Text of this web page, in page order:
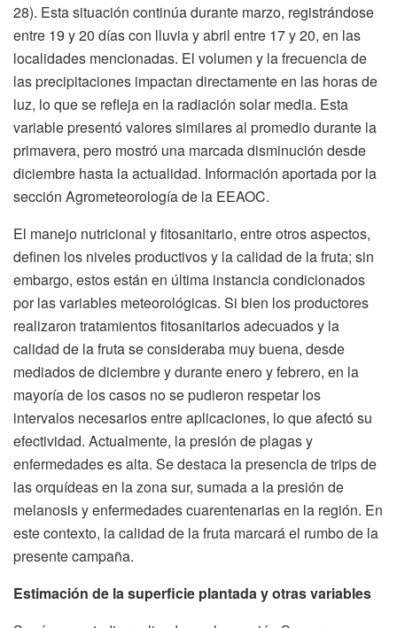
28). Esta situación continúa durante marzo, registrándose
entre 19 y 20 días con lluvia y abril entre 17 y 20, en las
localidades mencionadas. El volumen y la frecuencia de
las precipitaciones impactan directamente en las horas de
luz, lo que se refleja en la radiación solar media. Esta
variable presentó valores similares al promedio durante la
primavera, pero mostró una marcada disminución desde
diciembre hasta la actualidad. Información aportada por la
sección Agrometeorología de la EEAOC.
El manejo nutricional y fitosanitario, entre otros aspectos,
definen los niveles productivos y la calidad de la fruta; sin
embargo, estos están en última instancia condicionados
por las variables meteorológicas. Si bien los productores
realizaron tratamientos fitosanitarios adecuados y la
calidad de la fruta se consideraba muy buena, desde
mediados de diciembre y durante enero y febrero, en la
mayoría de los casos no se pudieron respetar los
intervalos necesarios entre aplicaciones, lo que afectó su
efectividad. Actualmente, la presión de plagas y
enfermedades es alta. Se destaca la presencia de trips de
las orquídeas en la zona sur, sumada a la presión de
melanosis y enfermedades cuarentenarias en la región. En
este contexto, la calidad de la fruta marcará el rumbo de la
presente campaña.
Estimación de la superficie plantada y otras variables